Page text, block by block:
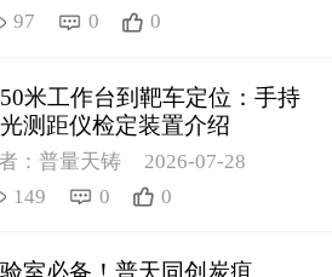
97
0 0
米工作台到靶车定位：手持
测距仪检定装置介绍
：普量天铸
2026-07-28
149
0 0